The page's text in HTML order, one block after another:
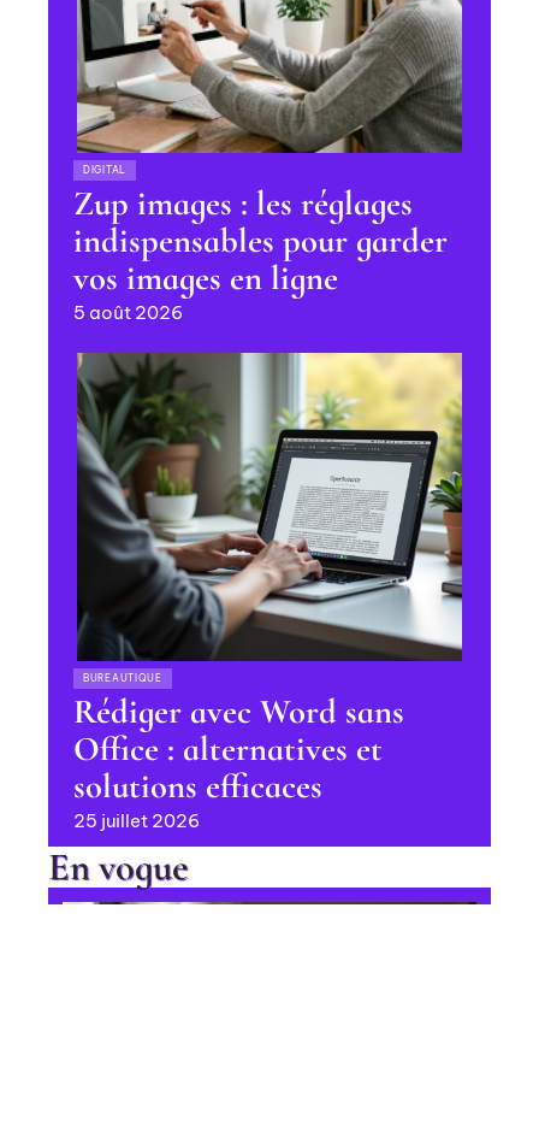
DIGITAL
Zup images : les réglages
indispensables pour garder
vos images en ligne
5 août 2026
BUREAUTIQUE
Rédiger avec Word sans
Office : alternatives et
solutions efficaces
25 juillet 2026
En vogue